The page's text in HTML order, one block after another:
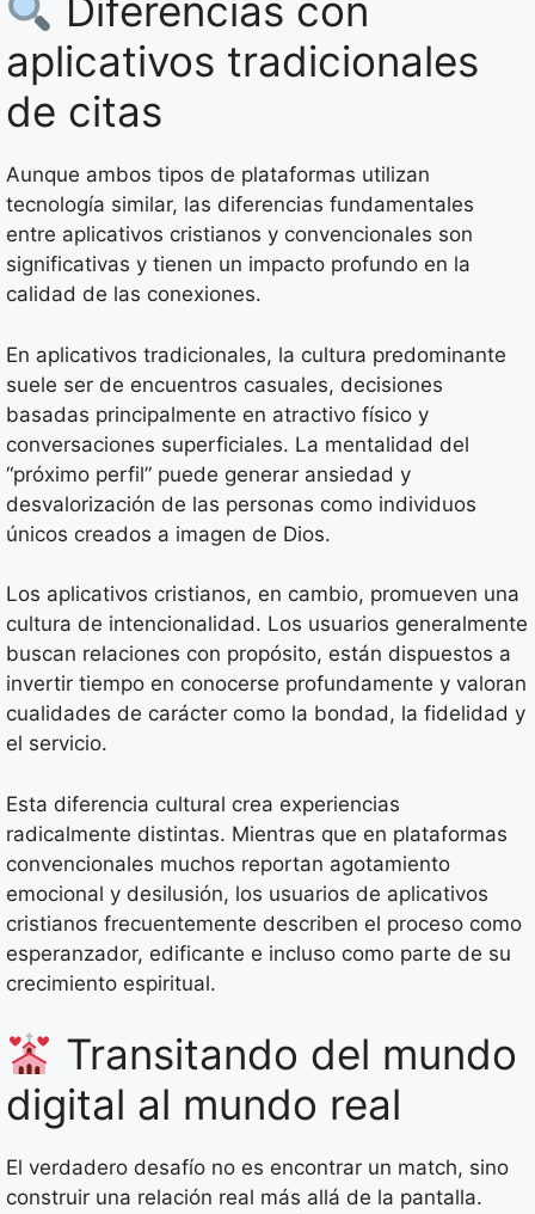
Diferencias con
aplicativos tradicionales
de citas
Aunque ambos tipos de plataformas utilizan
tecnología similar, las diferencias fundamentales
entre aplicativos cristianos y convencionales son
significativas y tienen un impacto profundo en la
calidad de las conexiones.
En aplicativos tradicionales, la cultura predominante
suele ser de encuentros casuales, decisiones
basadas principalmente en atractivo físico y
conversaciones superficiales. La mentalidad del
“próximo perfil” puede generar ansiedad y
desvalorización de las personas como individuos
únicos creados a imagen de Dios.
Los aplicativos cristianos, en cambio, promueven una
cultura de intencionalidad. Los usuarios generalmente
buscan relaciones con propósito, están dispuestos a
invertir tiempo en conocerse profundamente y valoran
cualidades de carácter como la bondad, la fidelidad y
el servicio.
Esta diferencia cultural crea experiencias
radicalmente distintas. Mientras que en plataformas
convencionales muchos reportan agotamiento
emocional y desilusión, los usuarios de aplicativos
cristianos frecuentemente describen el proceso como
esperanzador, edificante e incluso como parte de su
crecimiento espiritual.
Transitando del mundo
digital al mundo real
El verdadero desafío no es encontrar un match, sino
construir una relación real más allá de la pantalla.